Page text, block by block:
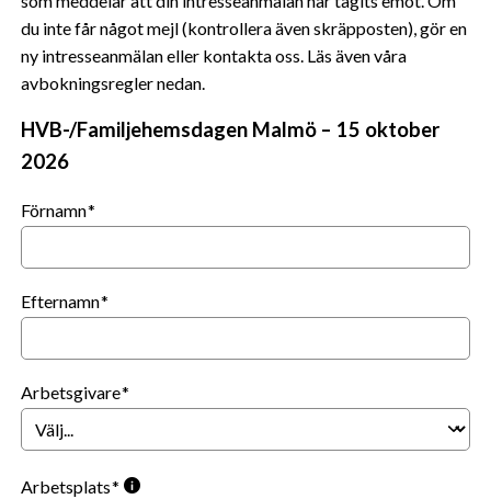
du inte får något mejl (kontrollera även skräpposten), gör en
ny intresseanmälan eller kontakta oss. Läs även våra
avbokningsregler nedan.
HVB-/Familjehemsdagen Malmö – 15 oktober
2026
Förnamn
Efternamn
Arbetsgivare
Arbetsplats